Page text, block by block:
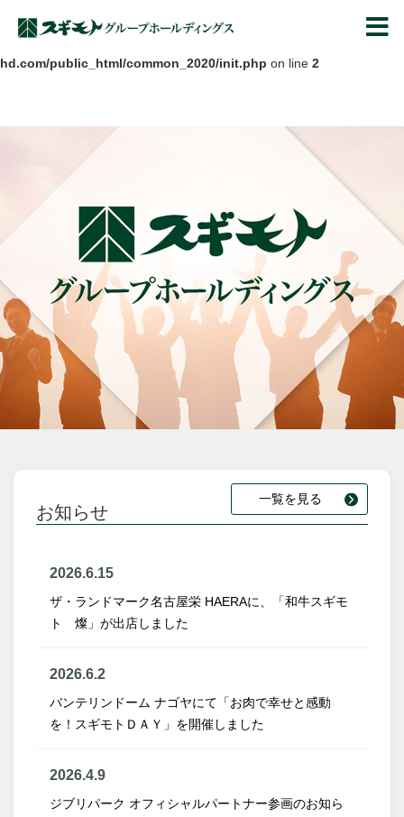
Warning: Undefined array key "HTTPS" in
hd.com/public_html/common_2020/init.php on line 2
スギモトグルー
お知らせ
2026.6.15
ザ・ランドマーク名古屋栄 HAERAに、「和牛スギモ
ト 燦」が出店しました
2026.6.2
バンテリンドーム ナゴヤにて「お肉で幸せと感動
を！スギモトＤＡＹ」を開催しました
2026.4.9
ジブリパーク オフィシャルパートナー参画のお知ら
一覧を見る